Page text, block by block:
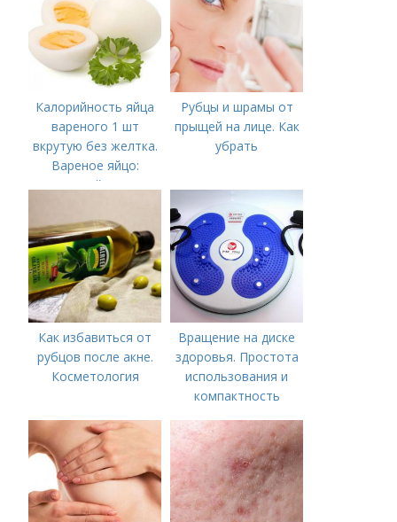
Калорийность яйца
вареного 1 шт
вкрутую без желтка.
Вареное яйцо:
калорийность
Рубцы и шрамы от
прыщей на лице. Как
убрать
Как избавиться от
рубцов после акне.
Косметология
Вращение на диске
здоровья. Простота
использования и
компактность